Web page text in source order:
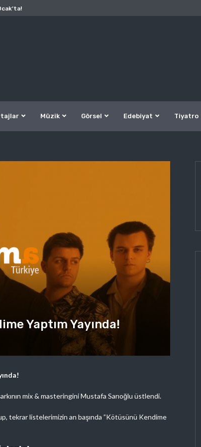
Müzik Görsel Edebiyat Tiyatro
Yaptım Yayında!
mix & masteringini Mustafa Sarıoğlu üstlendi.
tekrar listelerimizin an başında ”Kötüsünü Kendime